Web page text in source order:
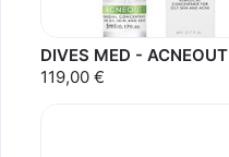
DIVES MED - ACNEOUT
119,00 €